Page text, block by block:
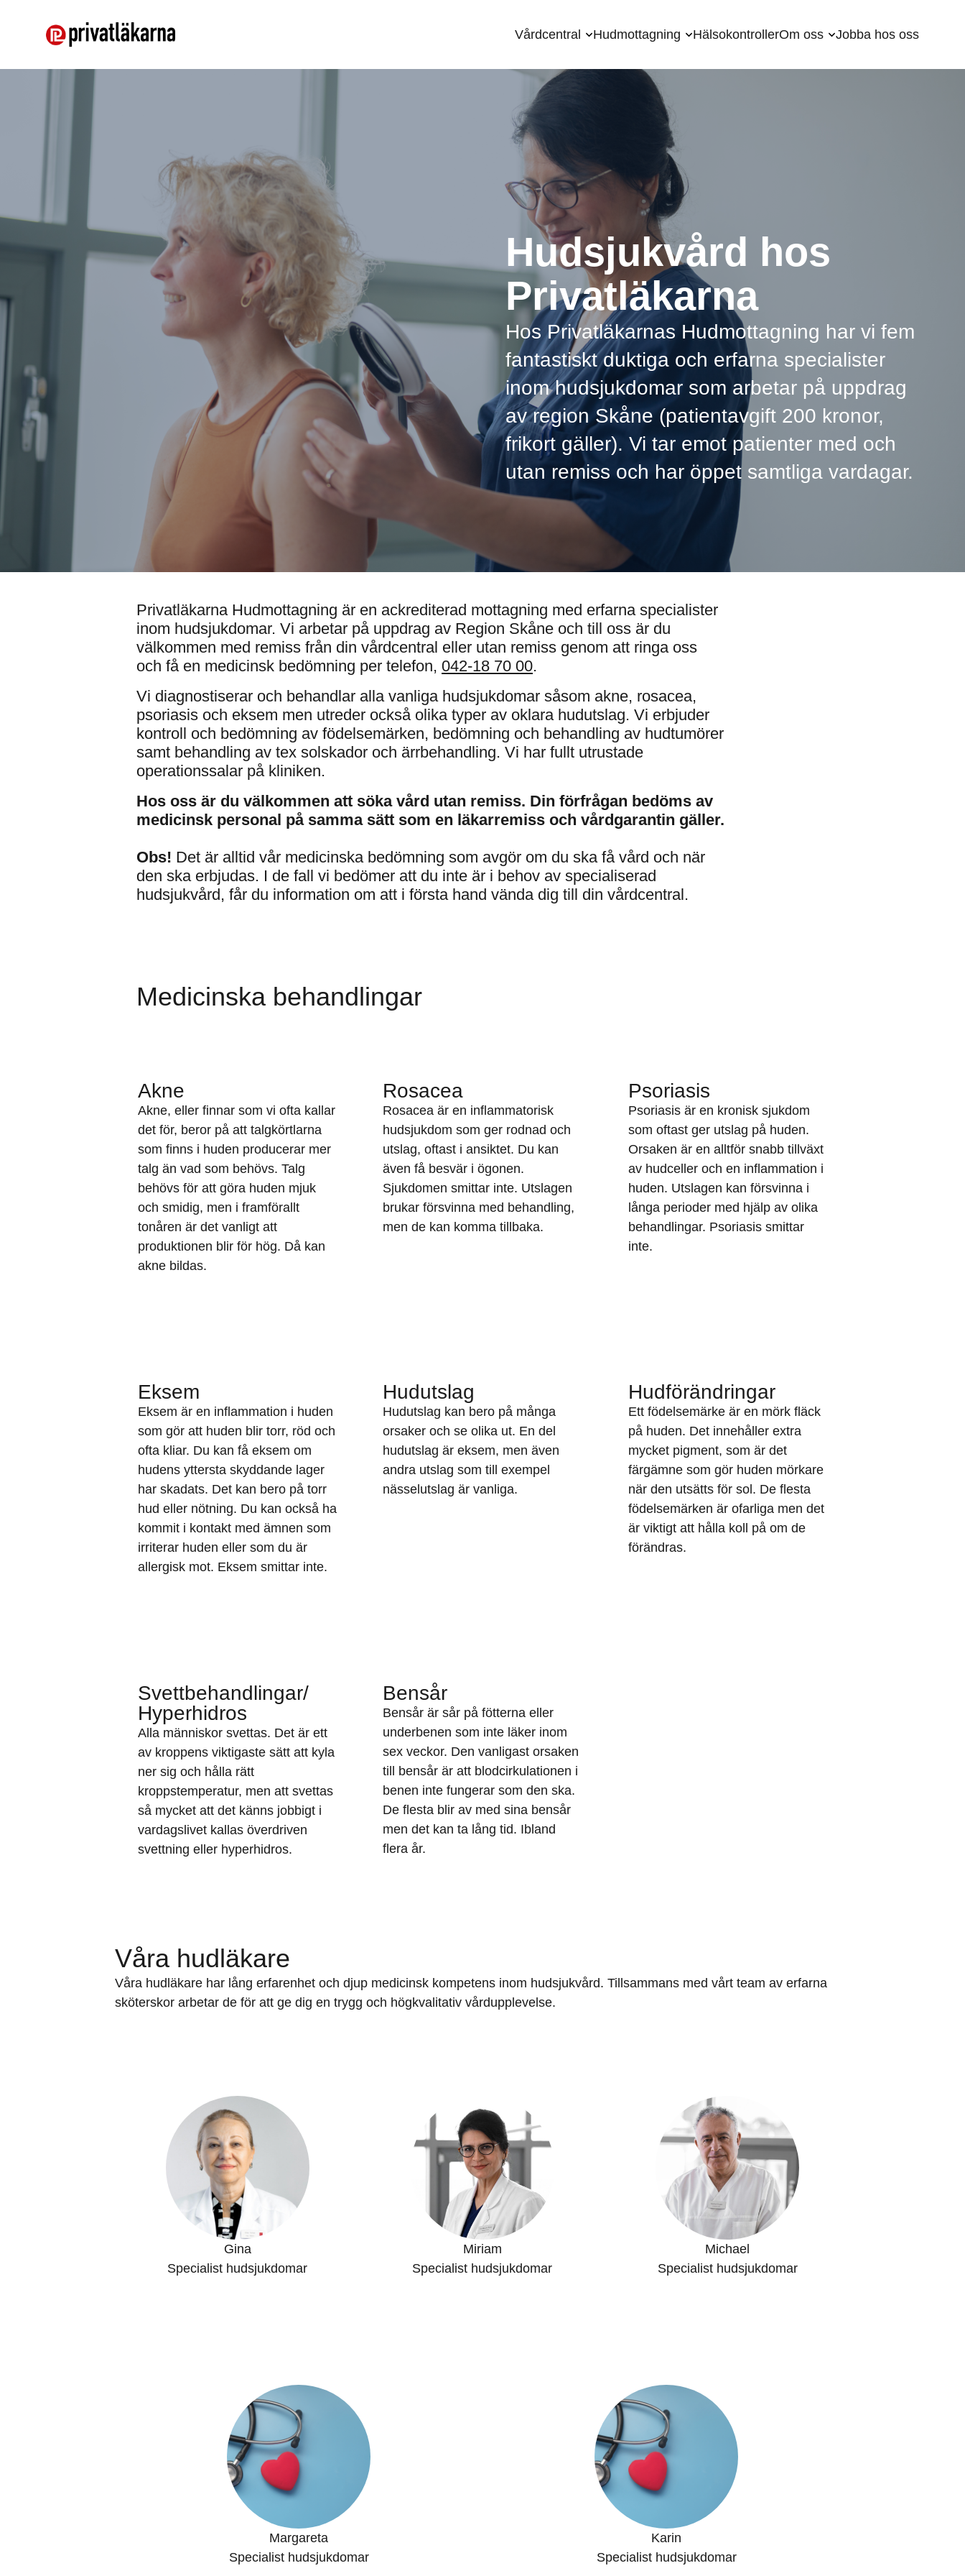
Vårdcentral Hudmottagning HälsokontrollerOm oss Jobba hos oss
Hudsjukvård hos
Privatläkarna
Hos Privatläkarnas Hudmottagning har vi fem
fantastiskt duktiga och erfarna specialister
inom hudsjukdomar som arbetar på uppdrag
av region Skåne (patientavgift 200 kronor,
frikort gäller). Vi tar emot patienter med och
utan remiss och har öppet samtliga vardagar.
Privatläkarna Hudmottagning är en ackrediterad mottagning med erfarna specialister
inom hudsjukdomar. Vi arbetar på uppdrag av Region Skåne och till oss är du
välkommen med remiss från din vårdcentral eller utan remiss genom att ringa oss
och få en medicinsk bedömning per telefon, 042-18 70 00.
Vi diagnostiserar och behandlar alla vanliga hudsjukdomar såsom akne, rosacea,
psoriasis och eksem men utreder också olika typer av oklara hudutslag. Vi erbjuder
kontroll och bedömning av födelsemärken, bedömning och behandling av hudtumörer
samt behandling av tex solskador och ärrbehandling. Vi har fullt utrustade
operationssalar på kliniken.
Hos oss är du välkommen att söka vård utan remiss. Din förfrågan bedöms av
medicinsk personal på samma sätt som en läkarremiss och vårdgarantin gäller.
Obs! Det är alltid vår medicinska bedömning som avgör om du ska få vård och när
den ska erbjudas. I de fall vi bedömer att du inte är i behov av specialiserad
hudsjukvård, får du information om att i första hand vända dig till din vårdcentral.
Medicinska behandlingar
Akne
Akne, eller finnar som vi ofta kallar
det för, beror på att talgkörtlarna
som finns i huden producerar mer
talg än vad som behövs. Talg
behövs för att göra huden mjuk
och smidig, men i framförallt
tonåren är det vanligt att
produktionen blir för hög. Då kan
akne bildas.
Rosacea
Rosacea är en inflammatorisk
hudsjukdom som ger rodnad och
utslag, oftast i ansiktet. Du kan
även få besvär i ögonen.
Sjukdomen smittar inte. Utslagen
brukar försvinna med behandling,
men de kan komma tillbaka.
Psoriasis
Psoriasis är en kronisk sjukdom
som oftast ger utslag på huden.
Orsaken är en alltför snabb tillväxt
av hudceller och en inflammation i
huden. Utslagen kan försvinna i
långa perioder med hjälp av olika
behandlingar. Psoriasis smittar
inte.
Eksem
Eksem är en inflammation i huden
som gör att huden blir torr, röd och
ofta kliar. Du kan få eksem om
hudens yttersta skyddande lager
har skadats. Det kan bero på torr
hud eller nötning. Du kan också ha
kommit i kontakt med ämnen som
irriterar huden eller som du är
allergisk mot. Eksem smittar inte.
Hudutslag
Hudutslag kan bero på många
orsaker och se olika ut. En del
hudutslag är eksem, men även
andra utslag som till exempel
nässelutslag är vanliga.
Hudförändringar
Ett födelsemärke är en mörk fläck
på huden. Det innehåller extra
mycket pigment, som är det
färgämne som gör huden mörkare
när den utsätts för sol. De flesta
födelsemärken är ofarliga men det
är viktigt att hålla koll på om de
förändras.
Svettbehandlingar/
Hyperhidros
Alla människor svettas. Det är ett
av kroppens viktigaste sätt att kyla
ner sig och hålla rätt
kroppstemperatur, men att svettas
så mycket att det känns jobbigt i
vardagslivet kallas överdriven
svettning eller hyperhidros.
Bensår
Bensår är sår på fötterna eller
underbenen som inte läker inom
sex veckor. Den vanligast orsaken
till bensår är att blodcirkulationen i
benen inte fungerar som den ska.
De flesta blir av med sina bensår
men det kan ta lång tid. Ibland
flera år.
Våra hudläkare
Våra hudläkare har lång erfarenhet och djup medicinsk kompetens inom hudsjukvård. Tillsammans med vårt team av erfarna
sköterskor arbetar de för att ge dig en trygg och högkvalitativ vårdupplevelse.
Gina
Specialist hudsjukdomar
Miriam
Specialist hudsjukdomar
Michael
Specialist hudsjukdomar
Margareta
Specialist hudsjukdomar
Karin
Specialist hudsjukdomar